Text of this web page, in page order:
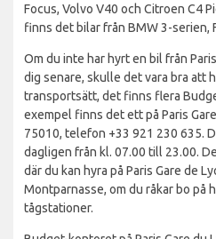
Focus, Volvo V40 och Citroen C4
finns det bilar från BMW 3-serien,
Om du inte har hyrt en bil från
dig senare, skulle det vara bra att
transportsätt, det finns flera
exempel finns det ett på Paris
75010, telefon +33 921 230 635.
dagligen från kl. 07.00 till 23.00.
där du kan hyra på Paris Gare de
Montparnasse, om du råkar bo på
tågstationer.